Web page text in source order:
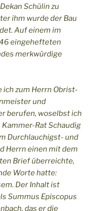
Schülin zu
ihm wurde der Bau
Auf einem im
eingehefteten
merkwürdige
ich zum Herrn Obrist-
und
berufen, woselbst ich
Rat Schaudig
Durchlauchigst- und
Herrn einen mit dem
Brief überreichte,
Worte hatte:
Der Inhalt ist
Summus Episcopus
das er die